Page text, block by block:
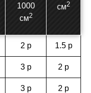
1000
см2
см2
2 р 1.5 р
3 р 2 р
3 р 2 р